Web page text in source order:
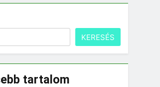
KERESÉS
tartalom